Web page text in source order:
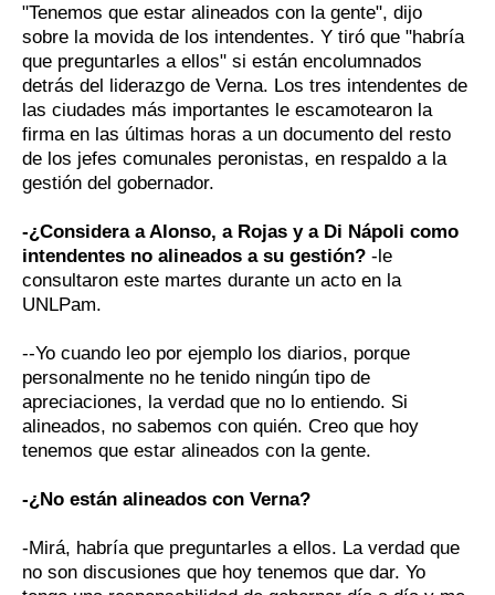
"Tenemos que estar alineados con la gente", dijo
sobre la movida de los intendentes. Y tiró que "habría
que preguntarles a ellos" si están encolumnados
detrás del liderazgo de Verna. Los tres intendentes de
las ciudades más importantes le escamotearon la
firma en las últimas horas a un documento del resto
de los jefes comunales peronistas, en respaldo a la
gestión del gobernador.
-¿Considera a Alonso, a Rojas y a Di Nápoli como
intendentes no alineados a su gestión? -le
consultaron este martes durante un acto en la
UNLPam.
--Yo cuando leo por ejemplo los diarios, porque
personalmente no he tenido ningún tipo de
apreciaciones, la verdad que no lo entiendo. Si
alineados, no sabemos con quién. Creo que hoy
tenemos que estar alineados con la gente.
-¿No están alineados con Verna?
-Mirá, habría que preguntarles a ellos. La verdad que
no son discusiones que hoy tenemos que dar. Yo